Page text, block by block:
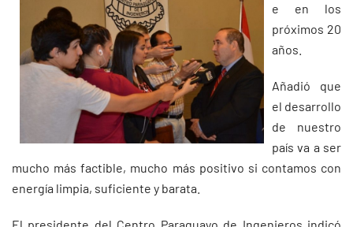
e en los
próximos 20
años.
Añadió que
el desarrollo
de nuestro
país va a ser
mucho más factible, mucho más positivo si contamos con
energía limpia, suficiente y barata.